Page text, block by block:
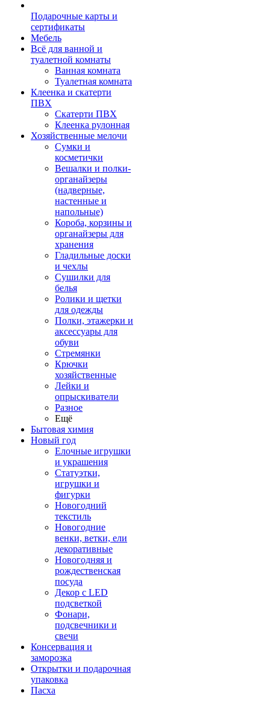
Подарочные карты и
сертификаты
Мебель
Всё для ванной и
туалетной комнаты
Ванная комната
Туалетная комната
Клеенка и скатерти
ПВХ
Скатерти ПВХ
Клеенка рулонная
Хозяйственные мелочи
Сумки и
косметички
Вешалки и полки-
органайзеры
(надверные,
настенные и
напольные)
Короба, корзины и
органайзеры для
хранения
Гладильные доски
и чехлы
Сушилки для
белья
Ролики и щетки
для одежды
Полки, этажерки и
аксессуары для
обуви
Стремянки
Крючки
хозяйственные
Лейки и
опрыскиватели
Разное
Ещё
Бытовая химия
Новый год
Елочные игрушки
и украшения
Статуэтки,
игрушки и
фигурки
Новогодний
текстиль
Новогодние
венки, ветки, ели
декоративные
Новогодняя и
рождественская
посуда
Декор с LED
подсветкой
Фонари,
подсвечники и
свечи
Консервация и
заморозка
Открытки и подарочная
упаковка
Пасха